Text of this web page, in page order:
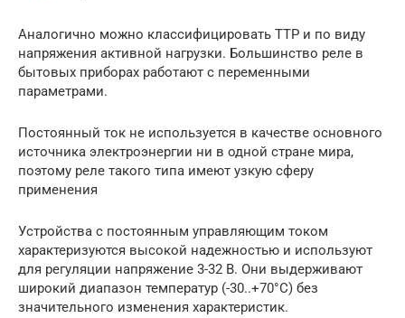
Аналогично можно классифицировать ТТР и по виду
напряжения активной нагрузки. Большинство реле в
бытовых приборах работают с переменными
параметрами.
Постоянный ток не используется в качестве основного
источника электроэнергии ни в одной стране мира,
поэтому реле такого типа имеют узкую сферу
применения
Устройства с постоянным управляющим током
характеризуются высокой надежностью и используют
для регуляции напряжение 3-32 В. Они выдерживают
широкий диапазон температур (-30..+70°С) без
значительного изменения характеристик.